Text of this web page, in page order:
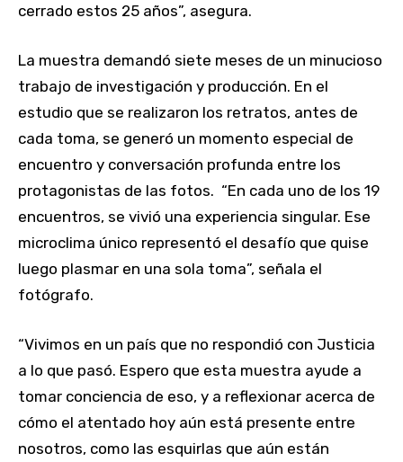
cerrado estos 25 años”, asegura.
La muestra demandó siete meses de un minucioso
trabajo de investigación y producción. En el
estudio que se realizaron los retratos, antes de
cada toma, se generó un momento especial de
encuentro y conversación profunda entre los
protagonistas de las fotos. “En cada uno de los 19
encuentros, se vivió una experiencia singular. Ese
microclima único representó el desafío que quise
luego plasmar en una sola toma”, señala el
fotógrafo.
“Vivimos en un país que no respondió con Justicia
a lo que pasó. Espero que esta muestra ayude a
tomar conciencia de eso, y a reflexionar acerca de
cómo el atentado hoy aún está presente entre
nosotros, como las esquirlas que aún están